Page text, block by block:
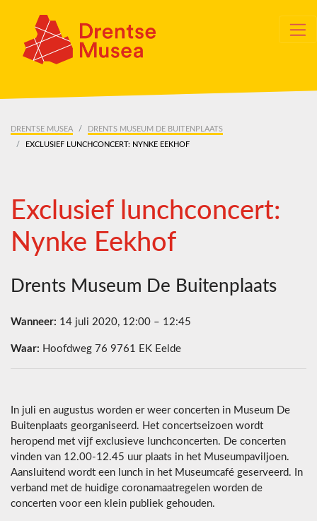
DRENTSE MUSEA
DRENTS MUSEUM DE BUITENPLAATS
EXCLUSIEF LUNCHCONCERT: NYNKE EEKHOF
Exclusief lunchconcert:
Nynke Eekhof
Drents Museum De Buitenplaats
Wanneer: 14 juli 2020, 12:00 – 12:45
Waar: Hoofdweg 76 9761 EK Eelde
In juli en augustus worden er weer concerten in Museum De
Buitenplaats georganiseerd. Het concertseizoen wordt
heropend met vijf exclusieve lunchconcerten. De concerten
vinden van 12.00-12.45 uur plaats in het Museumpaviljoen.
Aansluitend wordt een lunch in het Museumcafé geserveerd. In
verband met de huidige coronamaatregelen worden de
concerten voor een klein publiek gehouden.